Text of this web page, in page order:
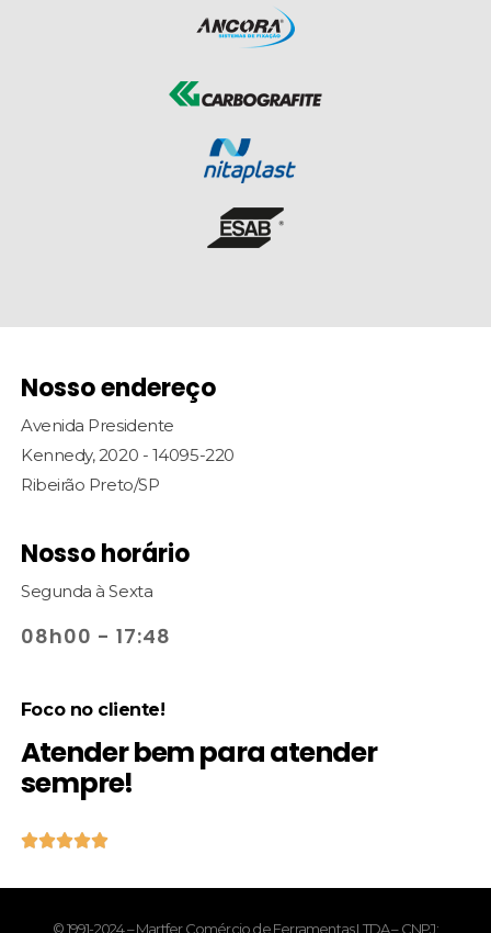
Nosso endereço
Avenida Presidente
Kennedy, 2020 - 14095-220
Ribeirão Preto/SP
Nosso horário
Segunda à Sexta
08h00 - 17:48
Foco no cliente!
Atender bem para atender
sempre!

© 1991-2024 – Martfer Comércio de Ferramentas LTDA – CNPJ: